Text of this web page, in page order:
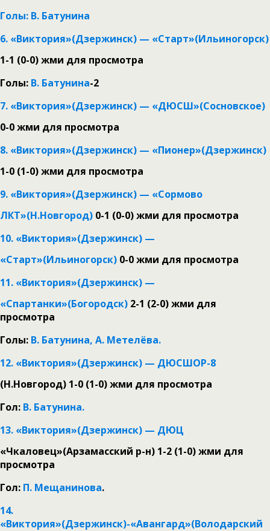
Голы: В. Батунина
6. «Виктория»(Дзержинск) — «Старт»(Ильиногорск)
1-1 (0-0)жми для просмотра
Голы: В. Батунина-2
7. «Виктория»(Дзержинск) — «ДЮСШ»(Сосновское)
0-0жми для просмотра
8. «Виктория»(Дзержинск) — «Пионер»(Дзержинск)
1-0 (1-0)жми для просмотра
9. «Виктория»(Дзержинск) — «Сормово
ЛКТ»(Н.Новгород) 0-1 (0-0)жми для просмотра
10. «Виктория»(Дзержинск) —
«Старт»(Ильиногорск) 0-0жми для просмотра
11. «Виктория»(Дзержинск) —
«Спартанки»(Богородск) 2-1 (2-0)жми для
просмотра
Голы: В. Батунина, А. Метелёва.
12. «Виктория»(Дзержинск) — ДЮСШОР-8
(Н.Новгород) 1-0 (1-0)жми для просмотра
Гол: В. Батунина.
13. «Виктория»(Дзержинск) — ДЮЦ
«Чкаловец»(Арзамасский р-н) 1-2 (1-0)жми для
просмотра
Гол: П. Мещанинова.
14.
«Виктория»(Дзержинск)-«Авангард»(Володарский